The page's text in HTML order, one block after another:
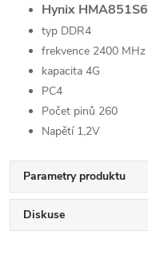
Hynix
typ DDR4
frekvence 2400 MHz
kapacita 4G
PC4
Počet pinů 260
Napětí 1,2V
Parametry produktu
Diskuse